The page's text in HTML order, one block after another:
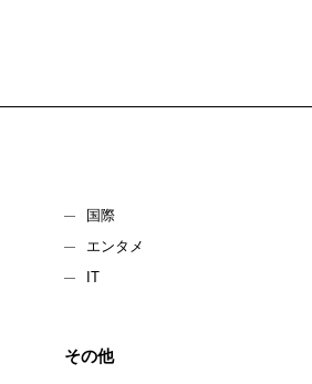
国際
エンタメ
IT
その他